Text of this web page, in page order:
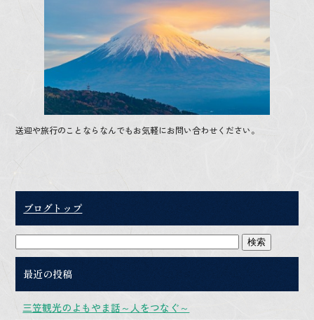
送迎や旅行のことならなんでもお気軽にお問い合わせください。
ブログトップ
最近の投稿
三笠観光のよもやま話～人をつなぐ～